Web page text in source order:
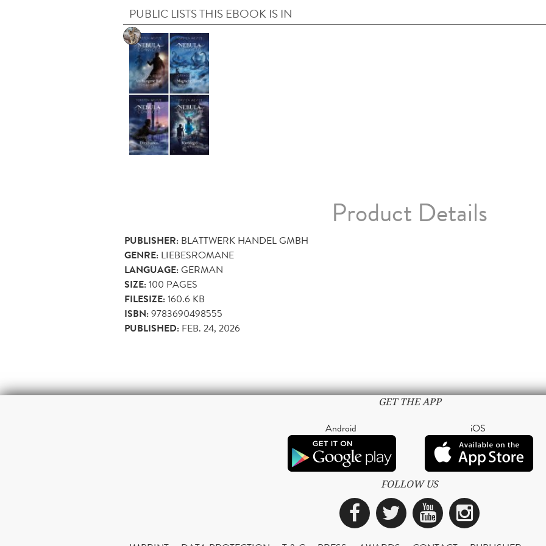
PUBLIC LISTS THIS EBOOK IS IN
Product Details
PUBLISHER: BLATTWERK HANDEL GMBH
GENRE: LIEBESROMANE
LANGUAGE:GERMAN
SIZE:100 PAGES
FILESIZE:160.6 KB
ISBN:9783690498555
PUBLISHED: FEB. 24, 2026
GET THE APP
Android iOS
FOLLOW US
Facebook
TwitterYouTube